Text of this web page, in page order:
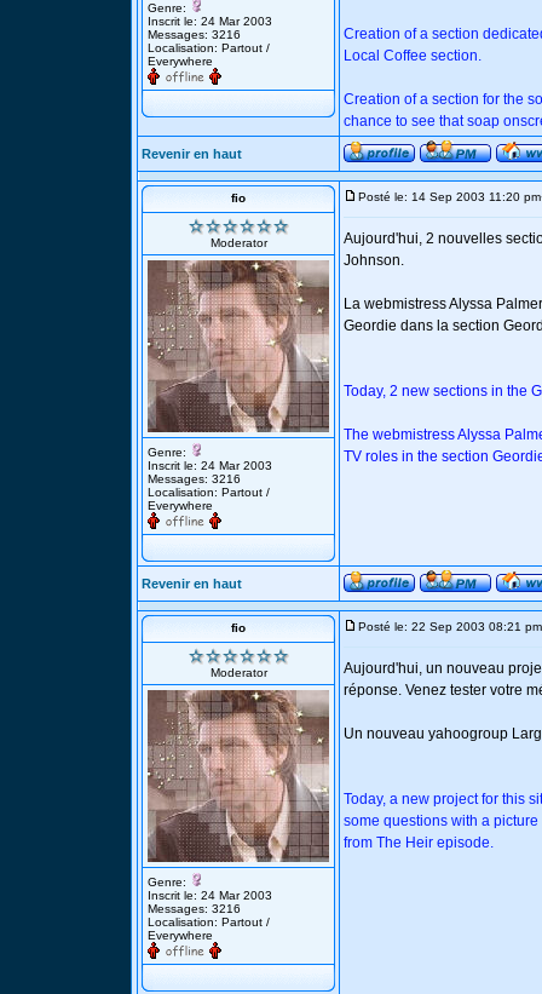
Genre:
Inscrit le: 24 Mar 2003
Messages: 3216
Localisation: Partout /
Everywhere
Creation of a section
Local Coffee section.
Creation of a section for the
chance to see that soap
Revenir en haut
fio
Moderator
Genre:
Inscrit le: 24 Mar 2003
Messages: 3216
Localisation: Partout /
Everywhere
Posté le: 14 Sep 2003 11:20 pm
Aujourd'hui, 2 nouvelles
Johnson.
La webmistress Alyssa
Geordie dans la section
Today, 2 new sections in the
The webmistress Alyssa
TV roles in the section
Revenir en haut
fio
Moderator
Genre:
Inscrit le: 24 Mar 2003
Messages: 3216
Localisation: Partout /
Everywhere
Posté le: 22 Sep 2003 08:21 pm
Aujourd'hui, un nouveau
réponse. Venez tester votre
Un nouveau yahoogroup
Today, a new project for this
some questions with a
from The Heir episode.